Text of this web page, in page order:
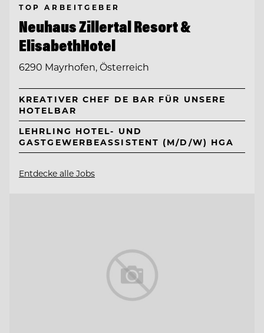
TOP ARBEITGEBER
Neuhaus Zillertal Resort &
ElisabethHotel
6290 Mayrhofen, Österreich
KREATIVER CHEF DE BAR FÜR UNSERE
HOTELBAR
LEHRLING HOTEL- UND
GASTGEWERBEASSISTENT (M/D/W) HGA
Entdecke alle Jobs